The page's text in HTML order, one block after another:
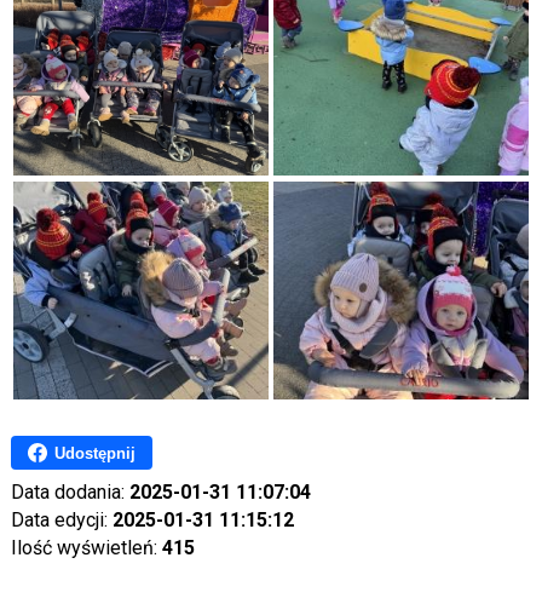
Udostępnij
Data dodania: 2025-01-31 11:07:04
Data edycji: 2025-01-31 11:15:12
Ilość wyświetleń: 415